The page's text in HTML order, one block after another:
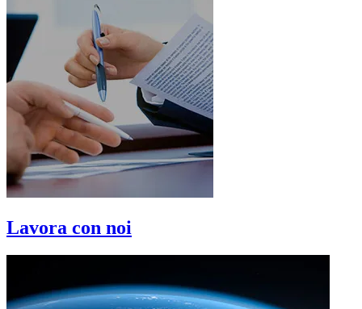
Lavora con noi